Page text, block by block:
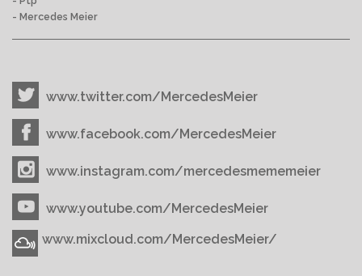
- Mercedes Meier
www.twitter.com/MercedesMeier
www.facebook.com/MercedesMeier
www.instagram.com/mercedesmememeier
www.youtube.com/MercedesMeier
www.mixcloud.com/MercedesMeier/